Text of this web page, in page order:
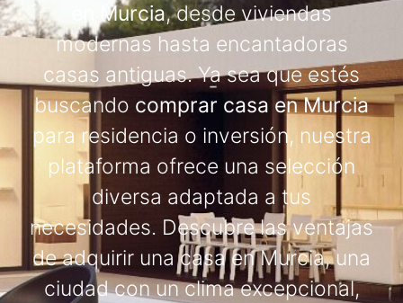
en Murcia, desde viviendas
modernas hasta encantadoras
casas antiguas. Ya sea que estés
buscando comprar casa en Murcia
para residencia o inversión, nuestra
plataforma ofrece una selección
diversa adaptada a tus
necesidades. Descubre las ventajas
de adquirir una casa en Murcia, una
ciudad con un clima excepcional,